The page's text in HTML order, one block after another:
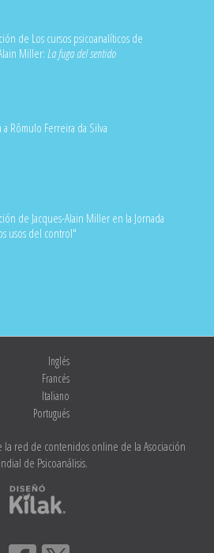
de Los cursos psicoanalíticos de
Miller:La fuga del sentido
a Rômulo Ferreira da Silva
de Jacques-Alain Miller en la Jornada
usos del control"
Inglés
Francés
Italiano
Portugués
la red de contenidos online de la Asociación
de Psicoanálisis.